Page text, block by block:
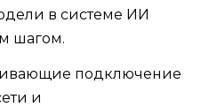
в системе ИИ
шагом.
подключение
и